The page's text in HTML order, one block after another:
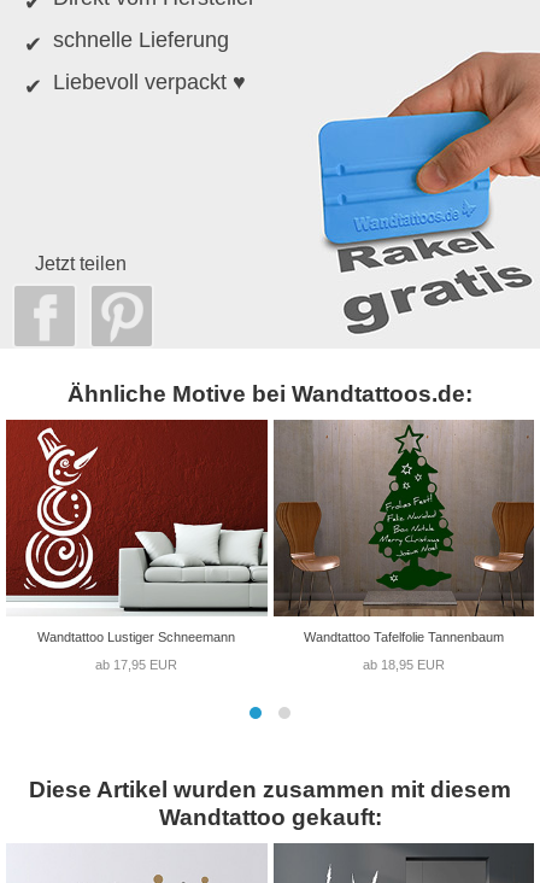
schnelle Lieferung
Liebevoll verpackt ♥
Jetzt teilen
Ähnliche Motive bei Wandtattoos.de:
Wandtattoo Lustiger Schneemann
ab 17,95 EUR
Wandtattoo Tafelfolie Tannenbaum
ab 18,95 EUR
Diese Artikel wurden zusammen mit diesem
Wandtattoo gekauft: